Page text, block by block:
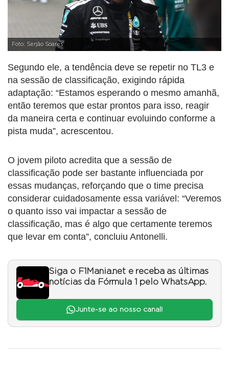
Foto: Serjão Soares
Segundo ele, a tendência deve se repetir no TL3 e
na sessão de classificação, exigindo rápida
adaptação: “Estamos esperando o mesmo amanhã,
então teremos que estar prontos para isso, reagir
da maneira certa e continuar evoluindo conforme a
pista muda”, acrescentou.
O jovem piloto acredita que a sessão de
classificação pode ser bastante influenciada por
essas mudanças, reforçando que o time precisa
considerar cuidadosamente essa variável: “Veremos
o quanto isso vai impactar a sessão de
classificação, mas é algo que certamente teremos
que levar em conta”, concluiu Antonelli.
Siga o F1Mania.net e receba as últimas
notícias da Fórmula 1 pelo WhatsApp.
Junte-se ao nosso canal!